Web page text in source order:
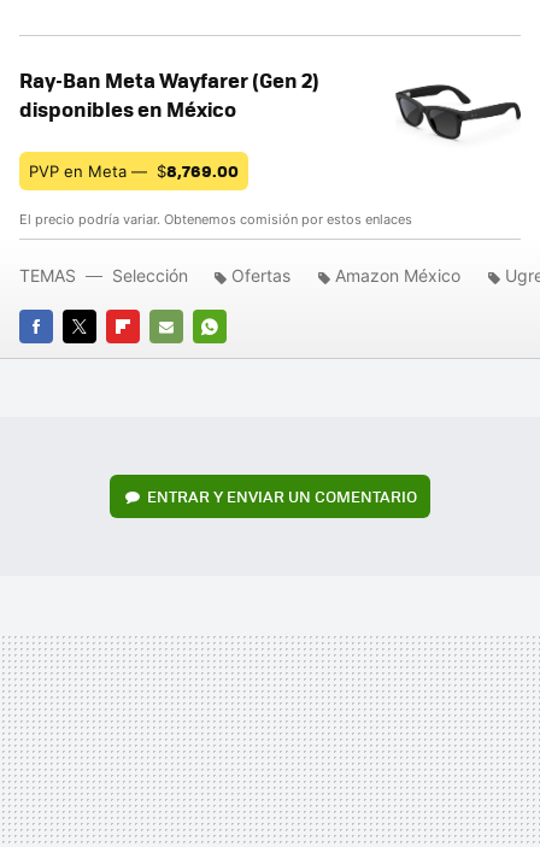
Ray-Ban Meta Wayfarer (Gen 2)
disponibles en México
PVP en Meta — $8,769.00
El precio podría variar. Obtenemos comisión por estos enlaces
FACEBOOK
TWITTERFLIPBOARD
E-
WHATSAPP
TEMAS Selección Ofertas Amazon México
ENTRAR Y ENVIAR UN COMENTARIO